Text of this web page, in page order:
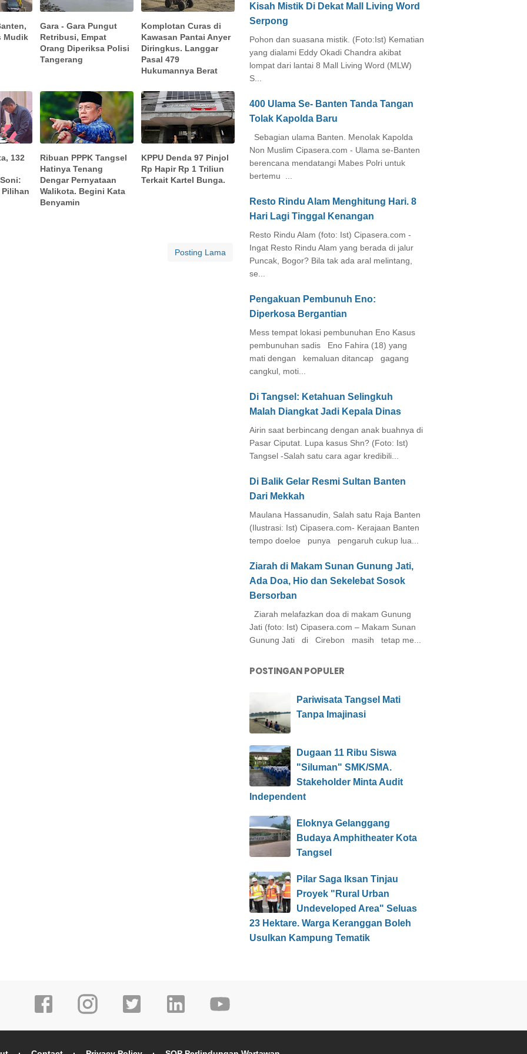
Mudik
Gara - Gara Pungut
Retribusi, Empat
Orang Diperiksa Polisi
Tangerang
Komplotan Curas di
Kawasan Pantai Anyer
Diringkus. Langgar
Pasal 479
Hukumannya Berat
132
Ribuan PPPK Tangsel
Hatinya Tenang
Dengar Pernyataan
Walikota. Begini Kata
Benyamin
KPPU Denda 97 Pinjol
Rp Hapir Rp 1 Triliun
Terkait Kartel Bunga.
Posting Lama
Kisah Mistik Di Dekat Mall Living Word
Serpong
Pohon dan suasana mistik. (Foto:Ist) Kematian
yang dialami Eddy Okadi Chandra akibat
lompat dari lantai 8 Mall Living Word (MLW)
S...
400 Ulama Se- Banten Tanda Tangan
Tolak Kapolda Baru
Sebagian ulama Banten. Menolak Kapolda
Non Muslim Cipasera.com - Ulama se-Banten
berencana mendatangi Mabes Polri untuk
bertemu ...
Resto Rindu Alam Menghitung Hari. 8
Hari Lagi Tinggal Kenangan
Resto Rindu Alam (foto: Ist) Cipasera.com -
Ingat Resto Rindu Alam yang berada di jalur
Puncak, Bogor? Bila tak ada aral melintang,
se...
Pengakuan Pembunuh Eno:
Diperkosa Bergantian
Mess tempat lokasi pembunuhan Eno Kasus
pembunuhan sadis Eno Fahira (18) yang
mati dengan kemaluan ditancap gagang
cangkul, moti...
Di Tangsel: Ketahuan Selingkuh
Malah Diangkat Jadi Kepala Dinas
Airin saat berbincang dengan anak buahnya di
Pasar Ciputat. Lupa kasus Shn? (Foto: Ist)
Tangsel -Salah satu cara agar kredibili...
Di Balik Gelar Resmi Sultan Banten
Dari Mekkah
Maulana Hassanudin, Salah satu Raja Banten
(Ilustrasi: Ist) Cipasera.com- Kerajaan Banten
tempo doeloe punya pengaruh cukup lua...
Ziarah di Makam Sunan Gunung Jati,
Ada Doa, Hio dan Sekelebat Sosok
Bersorban
Ziarah melafazkan doa di makam Gunung
Jati (foto: Ist) Cipasera.com – Makam Sunan
Gunung Jati di Cirebon masih tetap me...
POSTINGAN POPULER
Pariwisata Tangsel Mati
Tanpa Imajinasi
Dugaan 11 Ribu Siswa
"Siluman" SMK/SMA.
Stakeholder Minta Audit
Independent
Eloknya Gelanggang
Budaya Amphitheater Kota
Tangsel
Pilar Saga Iksan Tinjau
Proyek "Rural Urban
Undeveloped Area" Seluas
23 Hektare. Warga Keranggan Boleh
Usulkan Kampung Tematik